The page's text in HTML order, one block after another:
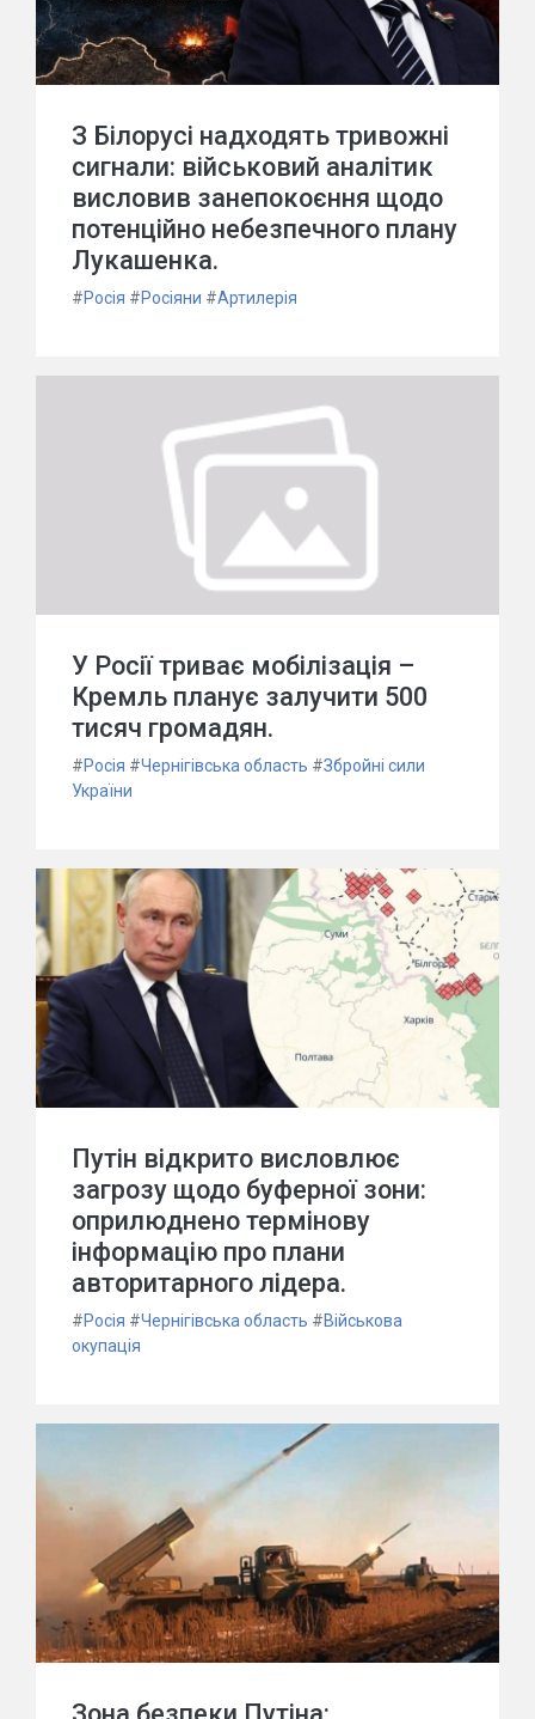
З Білорусі надходять тривожні
сигнали: військовий аналітик
висловив занепокоєння щодо
потенційно небезпечного плану
Лукашенка.
#Росія #Росіяни #Артилерія
У Росії триває мобілізація –
Кремль планує залучити 500
тисяч громадян.
#Росія #Чернігівська область #Збройні сили
України
Путін відкрито висловлює
загрозу щодо буферної зони:
оприлюднено термінову
інформацію про плани
авторитарного лідера.
#Росія #Чернігівська область #Військова
окупація